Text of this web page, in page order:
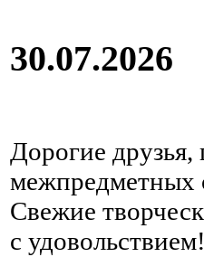
30.07.2026
Дорогие друзья,
межпредметных
Свежие
с удовольствием!